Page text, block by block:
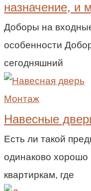
назначение, и
Доборы на
особенности
сегодняшний
Монтаж
Навесные
Есть ли такой
одинаково хорошо
квартиркам, где